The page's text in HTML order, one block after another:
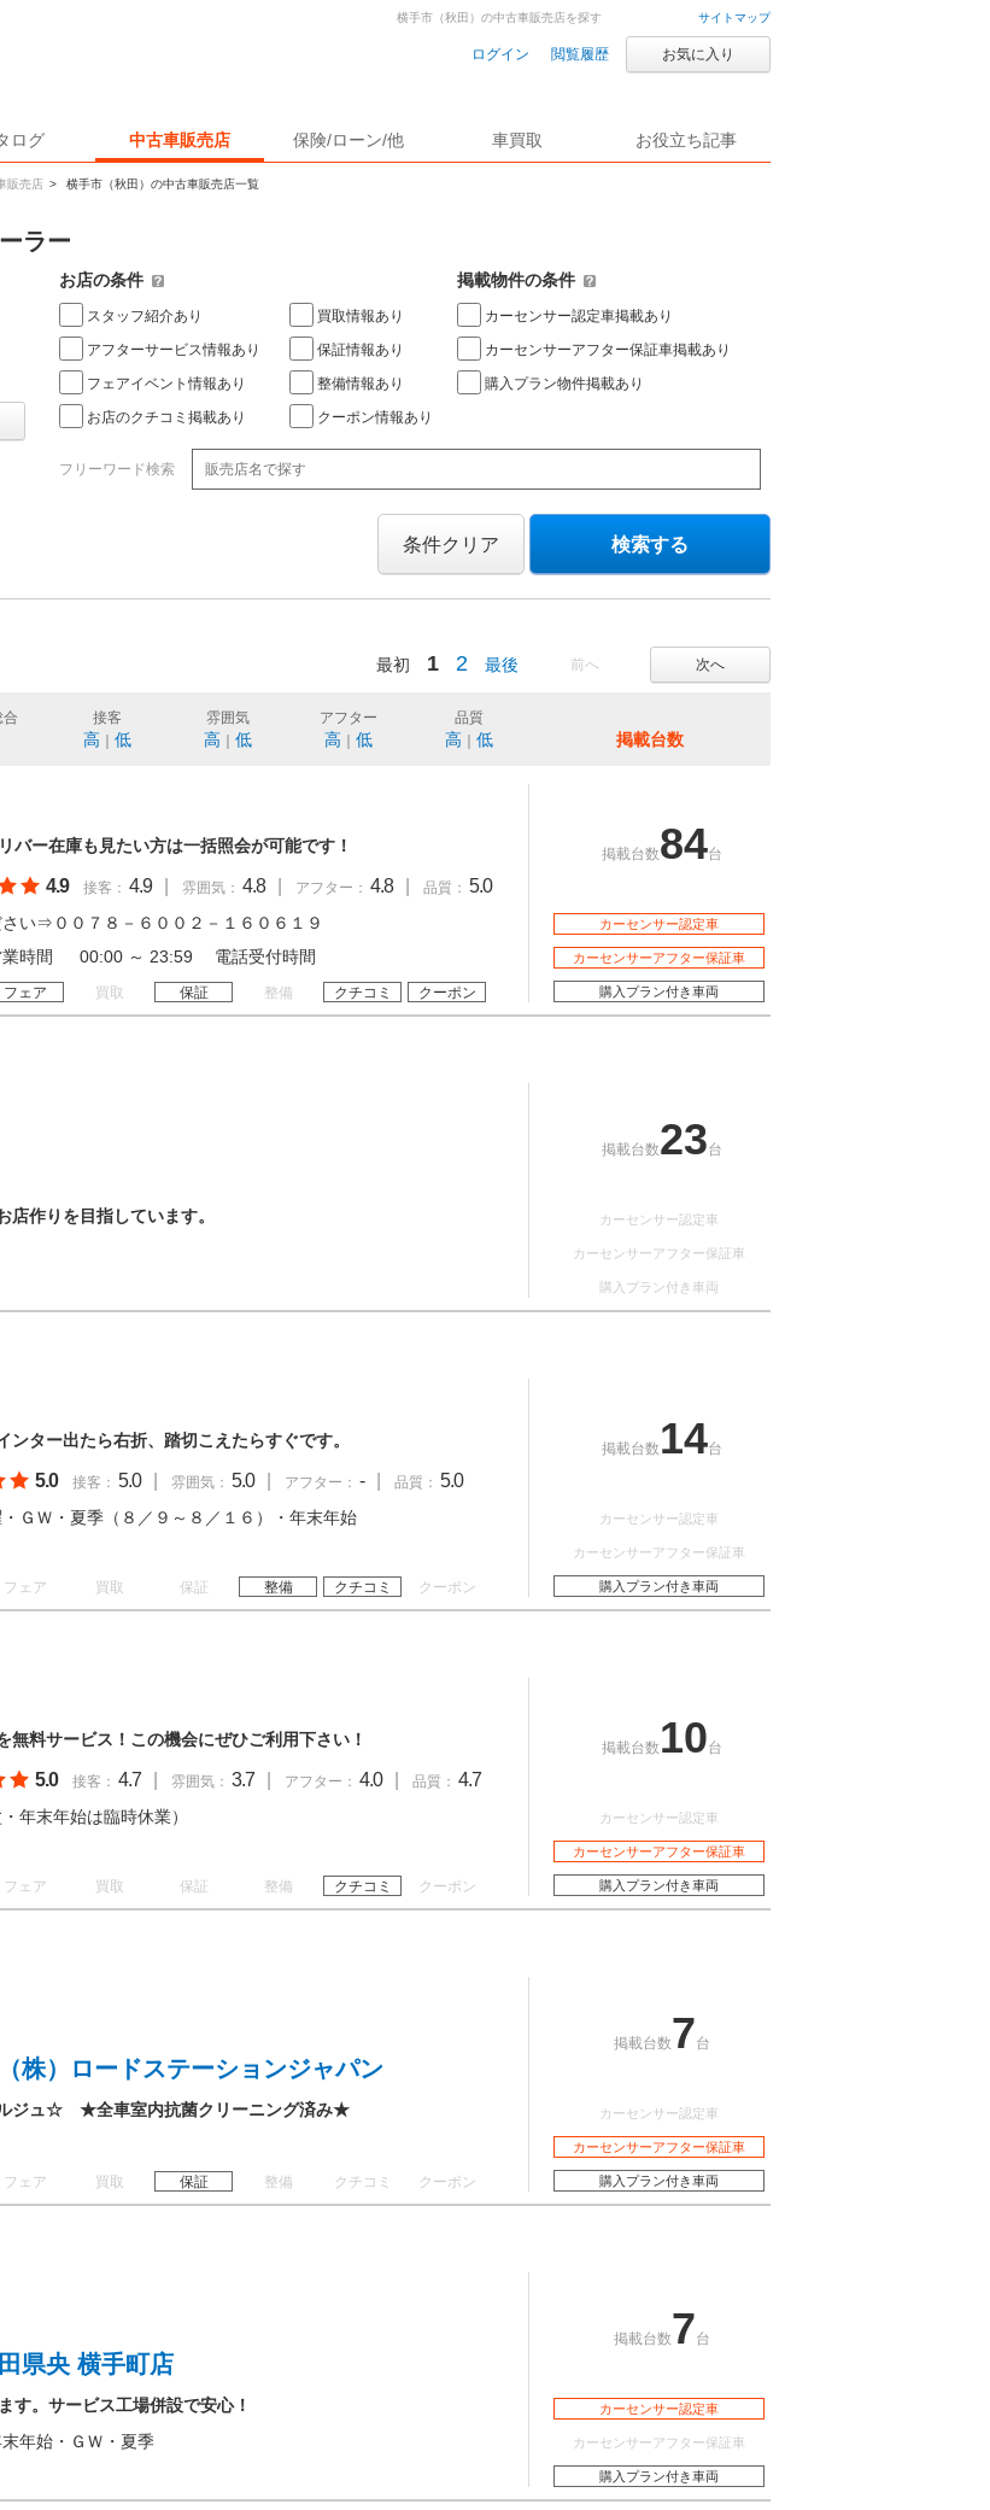
サイトマップ
ログイン 閲覧履歴 お気に入り
ログ 中古車販売店 保険/ローン/他 車買取 お役立ち記事
販売店 > 横手市（秋田）の中古車販売店一覧
横手市（秋田）の中古車販売店を探す
ラー
お店の条件
スタッフ紹介あり
アフターサービス情報あり
フェアイベント情報あり
お店のクチコミ掲載あり
買取情報あり
保証情報あり
整備情報あり
クーポン情報あり
掲載物件の条件
カーセンサー認定車掲載あり
カーセンサーアフター保証車掲載あり
購入プラン物件掲載あり
フリーワード検索
条件クリア 検索する
前へ 次へ
最初 1 2 最後
合 接客
高 低
雰囲気
高 低
アフター
高 低
品質
高 低 掲載台数
バー在庫も見たい方は一括照会が可能です！
4.9 接客： 4.9 雰囲気： 4.8 アフター： 4.8 品質： 5.0
い⇒００７８－６００２－１６０６１９
時間 00:00 ～ 23:59 電話受付時間
フェア 買取 保証 整備 クチコミ クーポン
掲載台数84台
カーセンサー認定車
カーセンサーアフター保証車
購入プラン付き車両
作りを目指しています。
掲載台数23台
カーセンサー認定車
カーセンサーアフター保証車
購入プラン付き車両
ター出たら右折、踏切こえたらすぐです。
5.0 接客： 5.0 雰囲気： 5.0 アフター： - 品質： 5.0
ＧＷ・夏季（８／９～８／１６）・年末年始
フェア 買取 保証 整備 クチコミ クーポン
掲載台数 14台
カーセンサー認定車
カーセンサーアフター保証車
購入プラン付き車両
料サービス！この機会にぜひご利用下さい！
5.0 接客： 4.7 雰囲気： 3.7 アフター： 4.0 品質： 4.7
年末年始は臨時休業）
フェア 買取 保証 整備 クチコミ クーポン
掲載台数 10台
カーセンサー認定車
カーセンサーアフター保証車
購入プラン付き車両
株）ロードステーションジャパン
ジュ☆ ★全車室内抗菌クリーニング済み★
フェア 買取 保証 整備 クチコミ クーポン
掲載台数7台
カーセンサー認定車
カーセンサーアフター保証車
購入プラン付き車両
県央 横手町店
す。サービス工場併設で安心！
年始・ＧＷ・夏季
掲載台数7台
カーセンサー認定車
カーセンサーアフター保証車
購入プラン付き車両